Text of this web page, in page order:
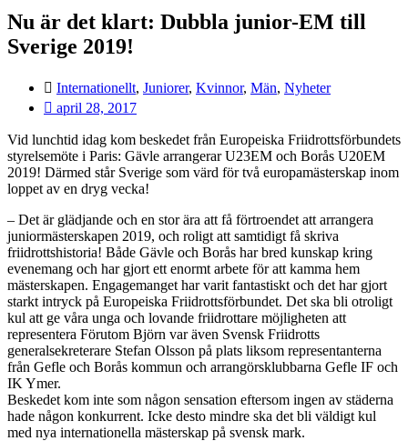
Nu är det klart: Dubbla junior-EM till
Sverige 2019!
Internationellt, Juniorer, Kvinnor, Män, Nyheter
april 28, 2017
Vid lunchtid idag kom beskedet från Europeiska Friidrottsförbundets
styrelsemöte i Paris: Gävle arrangerar U23EM och Borås U20EM
2019! Därmed står Sverige som värd för två europamästerskap inom
loppet av en dryg vecka!
– Det är glädjande och en stor ära att få förtroendet att arrangera
juniormästerskapen 2019, och roligt att samtidigt få skriva
friidrottshistoria! Både Gävle och Borås har bred kunskap kring
evenemang och har gjort ett enormt arbete för att kamma hem
mästerskapen. Engagemanget har varit fantastiskt och det har gjort
starkt intryck på Europeiska Friidrottsförbundet. Det ska bli otroligt
kul att ge våra unga och lovande friidrottare möjligheten att
representera Förutom Björn var även Svensk Friidrotts
generalsekreterare Stefan Olsson på plats liksom representanterna
från Gefle och Borås kommun och arrangörsklubbarna Gefle IF och
IK Ymer.
Beskedet kom inte som någon sensation eftersom ingen av städerna
hade någon konkurrent. Icke desto mindre ska det bli väldigt kul
med nya internationella mästerskap på svensk mark.